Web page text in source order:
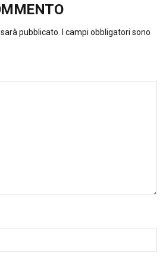
pubblicato.
I campi obbligatori sono